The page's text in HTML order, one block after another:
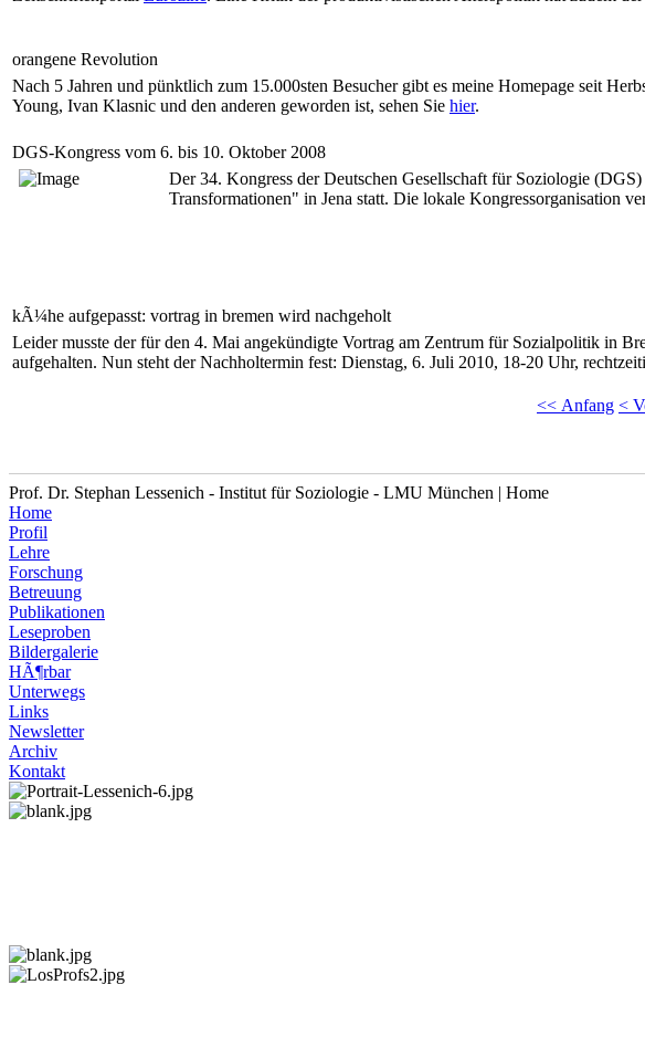
orangene Revolution
Nach 5 Jahren und pünktlich zum 15.000sten Besucher gibt es meine Homepage seit
Young, Ivan Klasnic und den anderen geworden ist, sehen Sie hier.
DGS-Kongress vom 6. bis 10. Oktober 2008
Der 34. Kongress der Deutschen Gesellschaft für Soziologie
Transformationen" in Jena statt. Die lokale Kongressorganisation
kÃ¼he aufgepasst: vortrag in bremen wird nachgeholt
Leider musste der für den 4. Mai angekündigte Vortrag am Zentrum für Sozialpolitik in
aufgehalten. Nun steht der Nachholtermin fest: Dienstag, 6. Juli 2010, 18-20 Uhr,
<< Anfang <
Prof. Dr. Stephan Lessenich - Institut für Soziologie - LMU München | Home
Home
Profil
Lehre
Forschung
Betreuung
Publikationen
Leseproben
Bildergalerie
HÃ¶rbar
Unterwegs
Links
Newsletter
Archiv
Kontakt